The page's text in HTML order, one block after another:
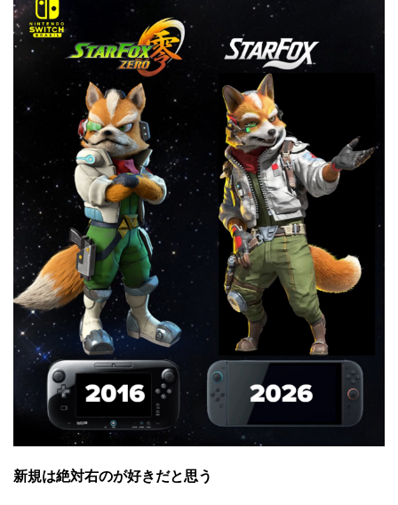
新規は絶対右のが好きだと思う